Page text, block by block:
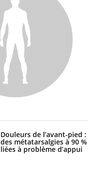
Douleurs de l’avant-pied :
des métatarsalgies à 90 %
liées à problème d’appui